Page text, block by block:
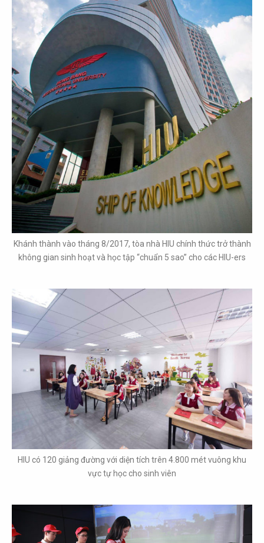
Khánh thành vào tháng 8/2017, tòa nhà HIU chính thức trở thành
không gian sinh hoạt và học tập “chuẩn 5 sao” cho các HIU-ers
HIU có 120 giảng đường với diện tích trên 4.800 mét vuông khu
vực tự học cho sinh viên